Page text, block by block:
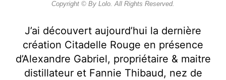
Copyright © By Lolo. All Rights Reserved.
J’ai découvert aujourd’hui la dernière
création Citadelle Rouge en présence
d’Alexandre Gabriel, propriétaire & maitre
distillateur et Fannie Thibaud, nez de